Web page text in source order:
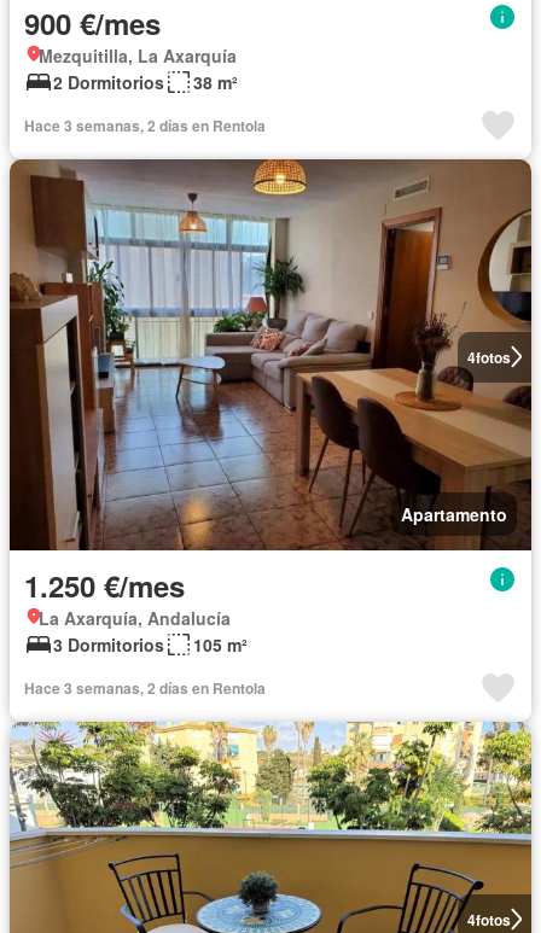
900 €/mes
Mezquitilla, La Axarquía
2 Dormitorios
38 m²
Hace 3 semanas, 2 días en Rentola
4fotos
Apartamento
1.250 €/mes
La Axarquía, Andalucía
3 Dormitorios
105 m²
Hace 3 semanas, 2 días en Rentola
4fotos